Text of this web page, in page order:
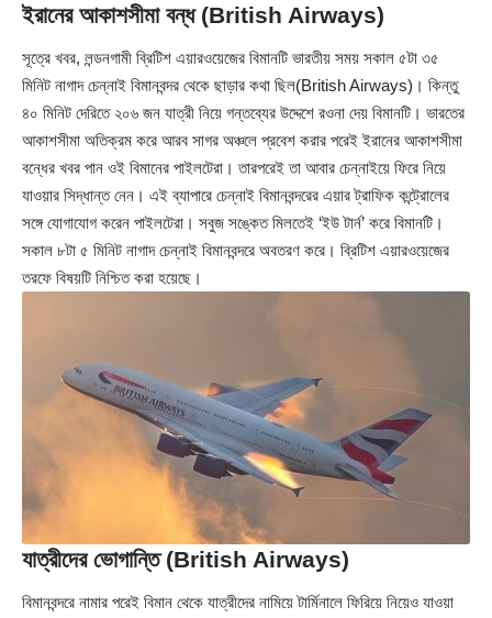
ইরানের আকাশসীমা বন্ধ (British Airways)
সূত্রে খবর, লন্ডনগামী ব্রিটিশ এয়ারওয়েজের বিমানটি ভারতীয় সময় সকাল ৫টা ৩৫
মিনিট নাগাদ চেন্নাই বিমানবন্দর থেকে ছাড়ার কথা ছিল(British Airways)। কিন্তু
৪০ মিনিট দেরিতে ২০৬ জন যাত্রী নিয়ে গন্তব্যের উদ্দেশে রওনা দেয় বিমানটি। ভারতের
আকাশসীমা অতিক্রম করে আরব সাগর অঞ্চলে প্রবেশ করার পরেই ইরানের আকাশসীমা
বন্ধের খবর পান ওই বিমানের পাইলটেরা। তারপরেই তা আবার চেন্নাইয়ে ফিরে নিয়ে
যাওয়ার সিদ্ধান্ত নেন। এই ব্যাপারে চেন্নাই বিমানবন্দরের এয়ার ট্রাফিক কন্ট্রোলের
সঙ্গে যোগাযোগ করেন পাইলটেরা। সবুজ সঙ্কেত মিলতেই ‘ইউ টার্ন’ করে বিমানটি।
সকাল ৮টা ৫ মিনিট নাগাদ চেন্নাই বিমানবন্দরে অবতরণ করে। ব্রিটিশ এয়ারওয়েজের
তরফে বিষয়টি নিশ্চিত করা হয়েছে।
যাত্রীদের ভোগান্তি (British Airways)
বিমানবন্দরে নামার পরেই বিমান থেকে যাত্রীদের নামিয়ে টার্মিনালে ফিরিয়ে নিয়েও যাওয়া